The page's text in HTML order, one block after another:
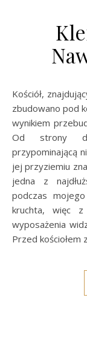
Kościół, znajdujący się na skraju w kierunku Trzebiechowa,
zbudowano pod
wynikiem
Od strony
przypominającą
jej przyziemiu
jedna z
podczas
kruchta, więc z
wyposażenia
Przed kościołem